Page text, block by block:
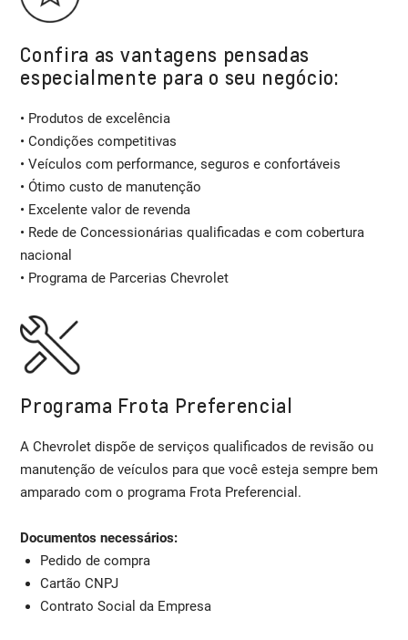
Confira as vantagens pensadas
especialmente para o seu negócio:
• Produtos de excelência
• Condições competitivas
• Veículos com performance, seguros e confortáveis
• Ótimo custo de manutenção
• Excelente valor de revenda
• Rede de Concessionárias qualificadas e com cobertura
nacional
• Programa de Parcerias Chevrolet
Programa Frota Preferencial
A Chevrolet dispõe de serviços qualificados de revisão ou
manutenção de veículos para que você esteja sempre bem
amparado com o programa Frota Preferencial.
Documentos necessários:
Pedido de compra
Cartão CNPJ
Contrato Social da Empresa